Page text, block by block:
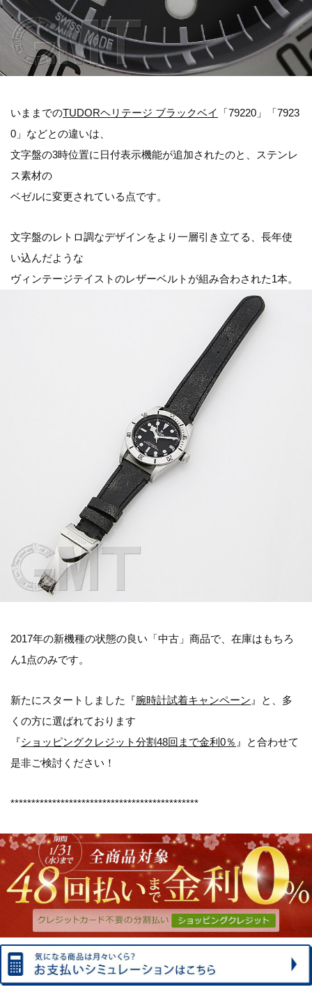
いままでのTUDORヘリテージ ブラックベイ
「79220」「7923
0」などとの違いは、
文字盤の3時位置に日付表示機能が追加されたのと、ステンレ
ス素材の
ベゼルに変更されている点です。
文字盤のレトロ調なデザインをより一層引き立てる、長年使
い込んだような
ヴィンテージテイストのレザーベルトが組み合わされた1本。
2017年の新機種の状態の良い「中古」商品で、在庫はもちろ
ん1点のみです。
新たにスタートしました『腕時計試着キャンペーン 』と、多
くの方に選ばれております
『ショッピングクレジット分割48回まで金利0％ 』と合わせて
是非ご検討ください！
*********************************************